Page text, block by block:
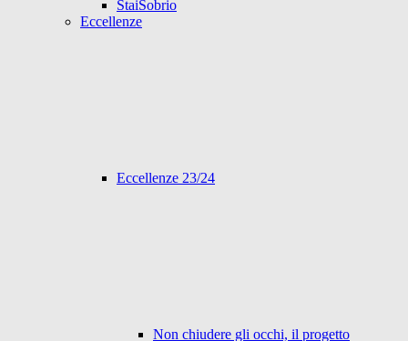
StaiSobrio
Eccellenze
Eccellenze 23/24
Non chiudere gli occhi, il progetto